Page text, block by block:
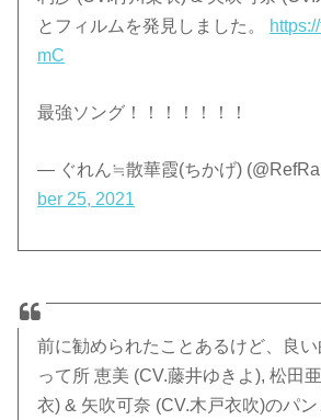
とフィルムを発見しました。
mC
最強ソング！！！！！！！
— ぐれん≒散華霞(ちかげ)
ber 25, 2021
前に勧められたことあるけど、良い
って所 恵美 (CV.藤井ゆきよ), 松田
衣) & 矢吹可奈 (CV.木戸衣吹)のパ